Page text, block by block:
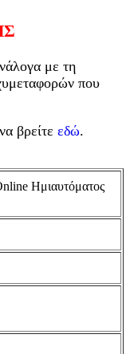
με τη
που
βρείτε εδώ.
Ημιαυτόματος